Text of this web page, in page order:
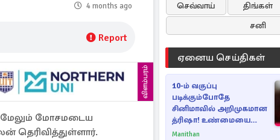
4 months ago
Report
விளம்பரம்
மேலும் மோசமடைய
தெரிவித்துள்ளார்.
செவ்வாய்
திங்கள்
சனி
ஏனைய செய்திகள்
10-ம் வகுப்பு
படிக்கும்போதே
சினிமாவில் அறிமுகமான
த்ரிஷா! உண்மையை
பகிர்ந்த இயக்குநர் பிரவீன்
Manithan